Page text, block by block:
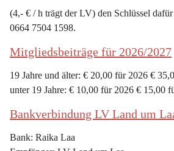
(4,- € / h trägt der LV) den Schlüssel
0664 7504 1598.
Mitgliedsbeiträge für 2026/2027
19 Jahre und älter: € 20,00 für 2026 €
unter 19 Jahre: € 10,00 für 2026 € 15,00
Bankverbindung LV Land um
Bank: Raika Laa